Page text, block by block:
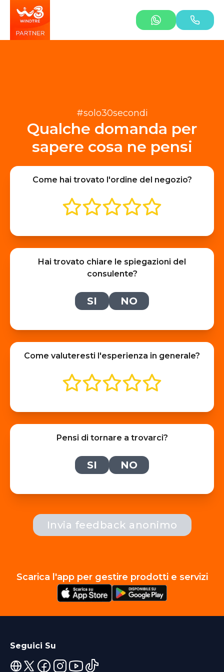
#solo30secondi
Qualche domanda per
sapere cosa ne pensi
Come hai trovato l'ordine del negozio?
Hai trovato chiare le spiegazioni del
consulente?
SI NO
Come valuteresti l'esperienza in generale?
Pensi di tornare a trovarci?
SI NO
Invia feedback anonimo
Scarica l'app per gestire prodotti e servizi
Seguici Su